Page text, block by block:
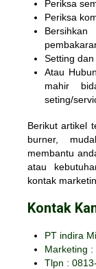
Periksa
Periksa
Setting
Atau
mahir
seting/
Berikut artikel
burner,
membantu
atau
kontak
Kontak
PT indira
Marketing :
Tlpn :